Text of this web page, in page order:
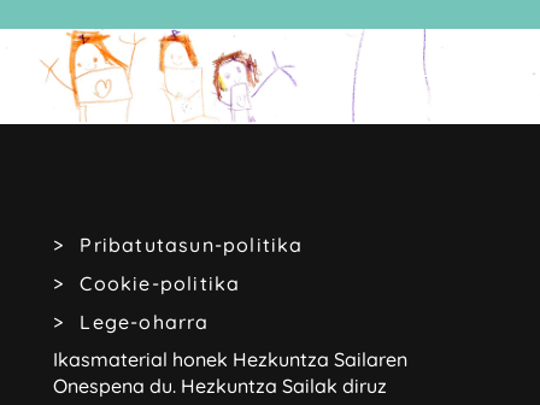
Pribatutasun-politika
Cookie-politika
Lege-oharra
Ikasmaterial honek Hezkuntza Sailaren
Onespena du. Hezkuntza Sailak diruz